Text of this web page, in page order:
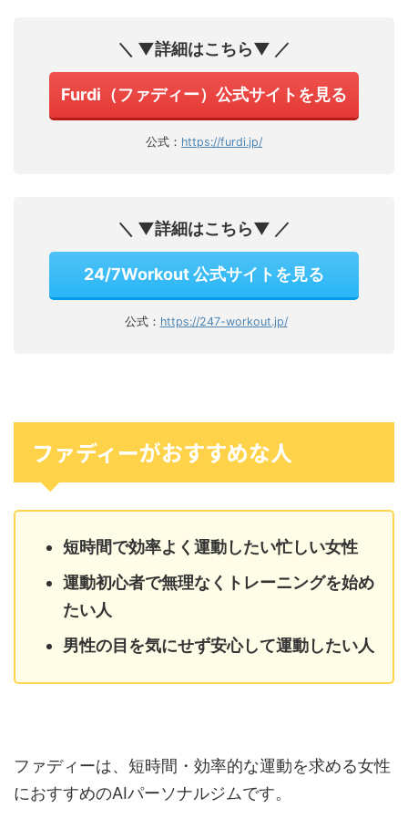
＼ ▼詳細はこちら▼ ／
Furdi（ファディー）公式サイトを見る
公式： https://furdi.jp/
＼ ▼詳細はこちら▼ ／
24/7Workout 公式サイトを見る
公式： https://247-workout.jp/
ファディーがおすすめな人
短時間で効率よく運動したい忙しい女性
運動初心者で無理なくトレーニングを始め
たい人
男性の目を気にせず安心して運動したい人
ファディーは、短時間・効率的な運動を求める女性
におすすめのAIパーソナルジムです。